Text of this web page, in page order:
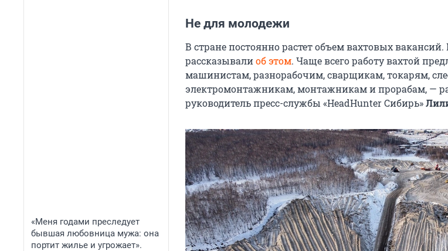
«Меня годами преследует
бывшая любовница мужа: она
портит жилье и угрожает».
Не для молодежи
В стране постоянно растет объем вахтовых
рассказывалиоб этом. Чаще всего работу вахтой
машинистам, разнорабочим, сварщикам, токарям,
электромонтажникам, монтажникам и прорабам, —
руководитель пресс-службы «HeadHunter Сибирь»